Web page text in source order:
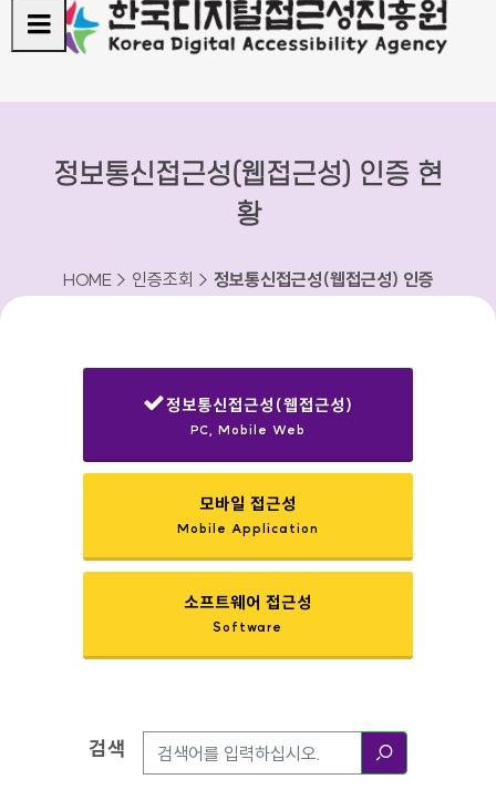
정보통신접근성(웹접근성) 인증 현
황
HOME > 인증조회 > 정보통신접근성(웹접근성) 인증
정보통신접근성(웹접근성)
PC, Mobile Web
모바일 접근성
Mobile Application
소프트웨어 접근성
Software
검색옵션
검색